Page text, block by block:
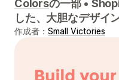
Colorsの一部 •
した、大胆なデザイ
作成者： Small Victories